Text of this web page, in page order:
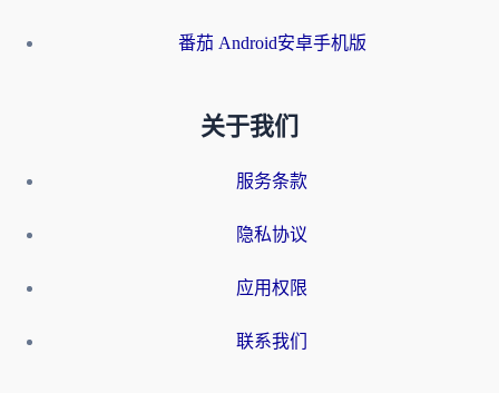
番茄 Android安卓手机版
关于我们
服务条款
隐私协议
应用权限
联系我们